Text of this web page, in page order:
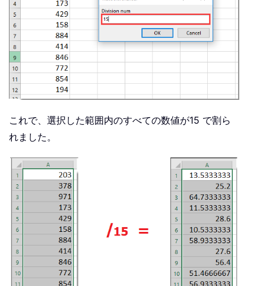
これで、選択した範囲内のすべての数値が15 で割ら
れました。